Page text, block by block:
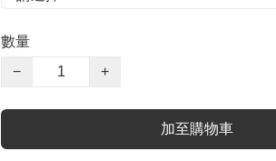
數量
−
+
加至購物車